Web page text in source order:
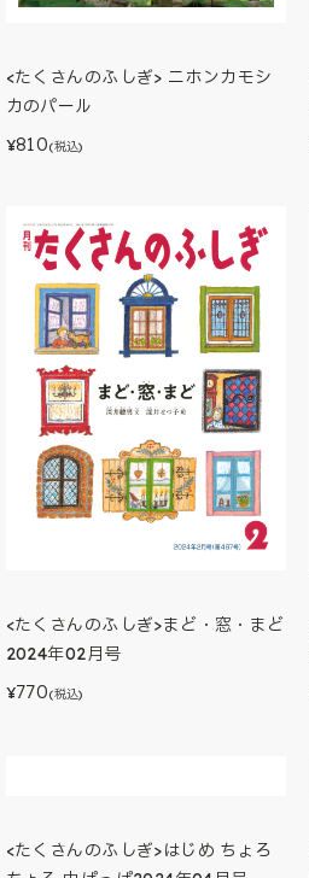
<たくさんのふしぎ> ニホンカモシ
カのパール
¥810(税込)
<たくさんのふしぎ>まど・窓・まど
2024年02月号
¥770(税込)
<たくさんのふしぎ>はじめ ちょろ